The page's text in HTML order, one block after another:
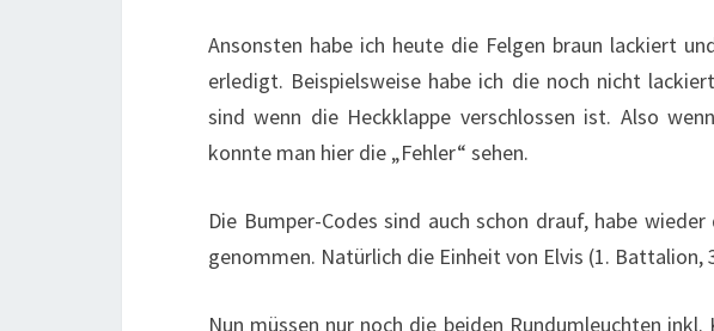
Ansonsten habe ich heute die Felgen braun lackiert
erledigt. Beispielsweise habe ich die noch nicht
sind wenn die Heckklappe verschlossen ist. Also
konnte man hier die „Fehler“ sehen.
Die Bumper-Codes sind auch schon drauf, habe wieder
genommen. Natürlich die Einheit von Elvis (1. Battalion,
Nun müssen nur noch die beiden Rundumleuchten